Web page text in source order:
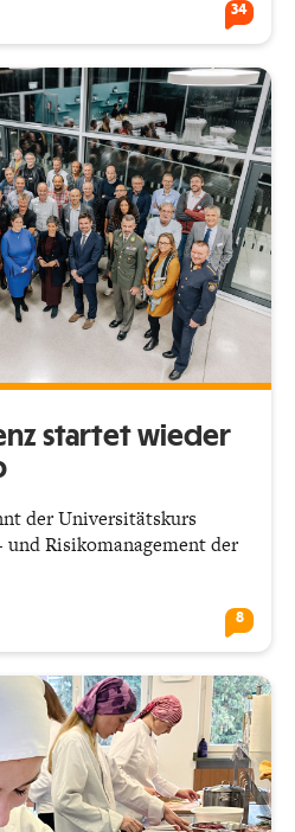
34
startet wieder
der Universitätskurs
Risikomanagement der
8